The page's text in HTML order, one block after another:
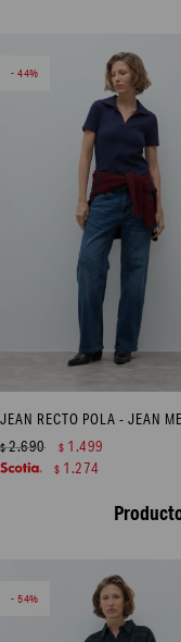
44
JEAN RECTO POLA - JEAN
$2.690 $ 1.499
$ 1.274
54